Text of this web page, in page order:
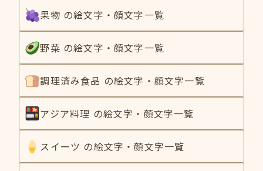
果物 の絵文字・顔文字一覧
野菜 の絵文字・顔文字一覧
調理済み食品 の絵文字・顔文字一覧
アジア料理 の絵文字・顔文字一覧
スイーツ の絵文字・顔文字一覧